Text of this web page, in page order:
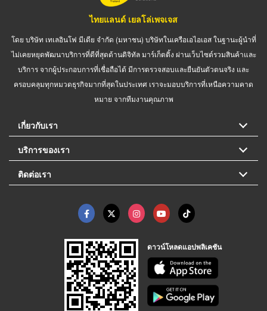
ไทยแลนด์ เยลโล่เพจเจส
โดย บริษัท เทเลอินโฟ มีเดีย จำกัด (มหาชน) บริษัทในเครือเอไอเอส ในฐานะผู้นำที่
ไม่เคยหยุดพัฒนาบริการที่ดีที่สุดด้านดิจิทัล มาร์เก็ตติ้ง ผ่านเว็บไซต์รวมสินค้าและ
บริการ จากผู้ประกอบการที่เชื่อถือได้ มีการตรวจสอบและยืนยันตัวตนจริง และ
ครอบคลุมทุกหมวดธุรกิจมากที่สุดในประเทศ เราจะมอบบริการที่เหนือความคาด
หมาย จากทีมงานคุณภาพ
เกี่ยวกับเรา
บริการของเรา
ติดต่อเรา
ดาวน์โหลดแอปพลิเคชัน